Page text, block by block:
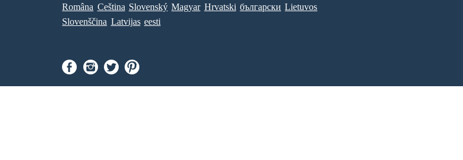
Româna Ceština Slovenský Magyar Hrvatski български Lietuvos
Slovenščina Latvijas eesti